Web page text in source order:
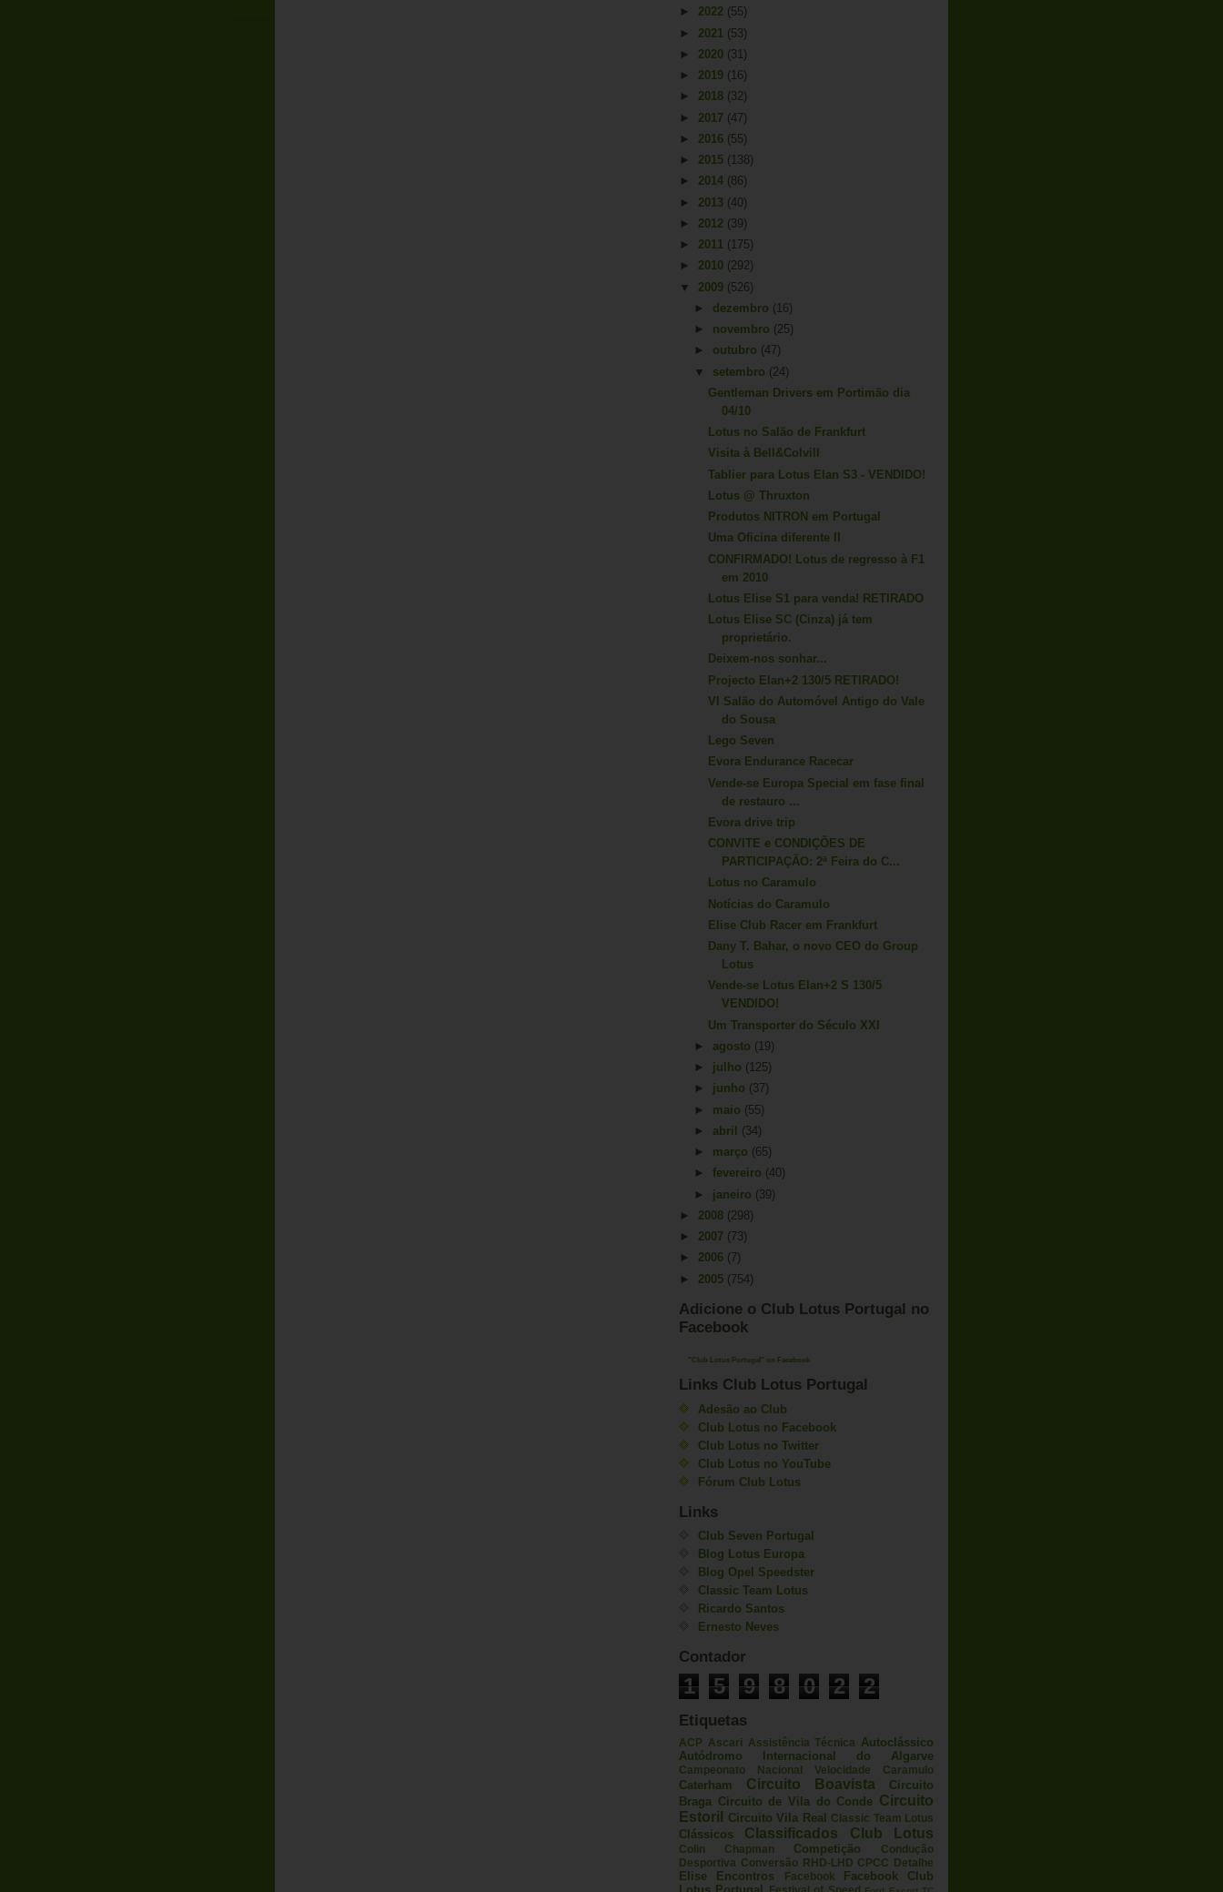
► 2022 (55)
► 2021 (53)
► 2020 (31)
► 2019 (16)
► 2018 (32)
► 2017 (47)
► 2016 (55)
► 2015 (138)
► 2014 (86)
► 2013 (40)
► 2012 (39)
► 2011 (175)
► 2010 (292)
▼ 2009 (526)
► dezembro (16)
► novembro (25)
► outubro (47)
▼ setembro (24)
Gentleman Drivers em Portimão dia
04/10
Lotus no Salão de Frankfurt
Visita à Bell&Colvill
Tablier para Lotus Elan S3 - VENDIDO!
Lotus @ Thruxton
Produtos NITRON em Portugal
Uma Oficina diferente II
CONFIRMADO! Lotus de regresso à F1
em 2010
Lotus Elise S1 para venda! RETIRADO
Lotus Elise SC (Cinza) já tem
proprietário.
Deixem-nos sonhar...
Projecto Elan+2 130/5 RETIRADO!
VI Salão do Automóvel Antigo do Vale
do Sousa
Lego Seven
Evora Endurance Racecar
Vende-se Europa Special em fase final
de restauro ...
Evora drive trip
CONVITE e CONDIÇÕES DE
PARTICIPAÇÃO: 2ª Feira do C...
Lotus no Caramulo
Notícias do Caramulo
Elise Club Racer em Frankfurt
Dany T. Bahar, o novo CEO do Group
Lotus
Vende-se Lotus Elan+2 S 130/5
VENDIDO!
Um Transporter do Século XXI
► agosto (19)
► julho (125)
► junho (37)
► maio (55)
► abril (34)
► março (65)
► fevereiro (40)
► janeiro (39)
► 2008 (298)
► 2007 (73)
► 2006 (7)
► 2005 (754)
Adicione o Club Lotus Portugal no
Facebook
"Club Lotus Portugal" on Facebook
Links Club Lotus Portugal
Adesão ao Club
Club Lotus no Facebook
Club Lotus no Twitter
Club Lotus no YouTube
Fórum Club Lotus
Links
Club Seven Portugal
Blog Lotus Europa
Blog Opel Speedster
Classic Team Lotus
Ricardo Santos
Ernesto Neves
Contador
1 5 9 8 0 2 2
Etiquetas
ACP Ascari Assistência Técnica
Autoclássico
Autódromo Internacional do Algarve
Campeonato Nacional Velocidade Caramulo
Caterham Circuito Boavista
Circuito
Braga Circuito de Vila do Conde Circuito
Estoril
Circuito Vila Real Classic Team Lotus
Clássicos Classificados Club Lotus
Colin Chapman Competição
Condução
Desportiva Conversão RHD-LHD CPCC Detalhe
Elise Encontros Facebook
Facebook Club